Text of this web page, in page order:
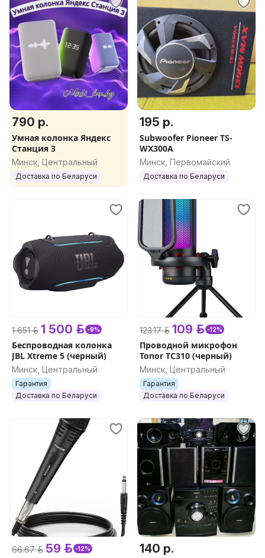
790 р.
Умная колонка Яндекс
Станция 3
Минск, Центральный
Доставка по Беларуси
195 р.
Subwoofer Pioneer TS-
WX300A
Минск, Первомайский
Доставка по Беларуси
1 651 р. 1 500 р. -9%
Беспроводная колонка
JBL Xtreme 5 (черный)
Минск, Центральный
Гарантия
Доставка по Беларуси
123.17 р. 109 р. -12%
Проводной микрофон
Tonor TC310 (черный)
Минск, Центральный
Гарантия
Доставка по Беларуси
66.67 р. 59 р. -12% 140 р.